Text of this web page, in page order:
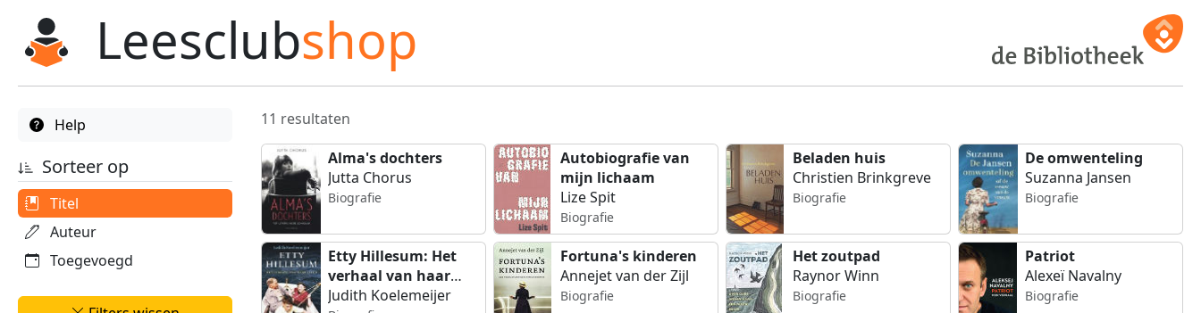
Leesclubshop
Help
Sorteer op
Titel
Auteur
Toegevoegd
11 resultaten
Alma's dochters
Jutta Chorus
Biografie
Autobiografie van
mijn lichaam
Lize Spit
Biografie
Beladen huis
Christien Brinkgreve
Biografie
De omwenteling
Suzanna Jansen
Biografie
Etty Hillesum: Het
verhaal van haar
leven
Judith Koelemeijer
Fortuna's kinderen
Annejet van der Zijl
Biografie
Het zoutpad
Raynor Winn
Biografie
Patriot
Alexeï Navalny
Biografie